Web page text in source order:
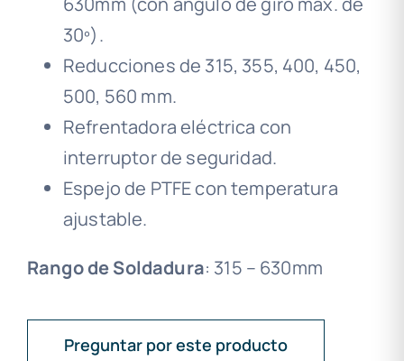
30º).
Reducciones de 315, 355, 400, 450,
500, 560 mm.
Refrentadora eléctrica con
interruptor de seguridad.
Espejo de PTFE con temperatura
ajustable.
Rango de Soldadura: 315 – 630mm
Preguntar por este producto